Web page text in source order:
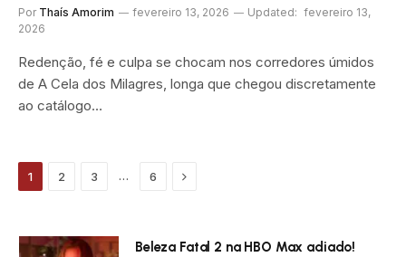
Por Thaís Amorim fevereiro 13, 2026 Updated: fevereiro 13,
2026
Redenção, fé e culpa se chocam nos corredores úmidos
de A Cela dos Milagres, longa que chegou discretamente
ao catálogo…
1 2 3 … 6 Próximo
Beleza Fatal 2 na HBO Max adiado!